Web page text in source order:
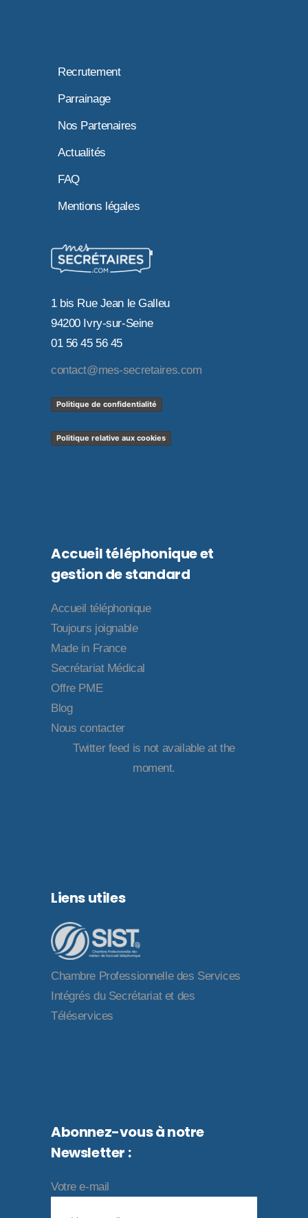
Recrutement
Parrainage
Nos Partenaires
Actualités
FAQ
Mentions légales
1 bis Rue Jean le Galleu
94200 Ivry-sur-Seine
01 56 45 56 45
contact@mes-secretaires.com
Politique de confidentialité
Politique relative aux cookies
Accueil téléphonique et
gestion de standard
Accueil téléphonique
Toujours joignable
Made in France
Secrétariat Médical
Offre PME
Blog
Nous contacter
Twitter feed is not available at the
moment.
Liens utiles
Chambre Professionnelle des Services
Intégrés du Secrétariat et des
Téléservices
Abonnez-vous à notre
Newsletter :
Votre e-mail